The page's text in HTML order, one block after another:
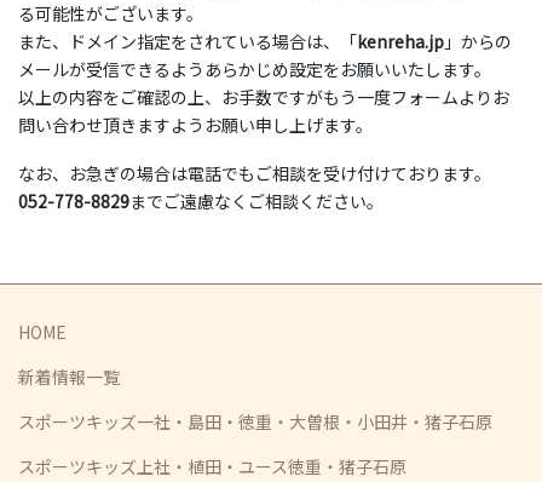
る可能性がございます。
また、ドメイン指定をされている場合は、「kenreha.jp 」からの
メールが受信できるようあらかじめ設定をお願いいたします。
以上の内容をご確認の上、お手数ですがもう一度フォームよりお
問い合わせ頂きますようお願い申し上げます。
なお、お急ぎの場合は電話でもご相談を受け付けております。
052-778-8829までご遠慮なくご相談ください。
HOME
新着情報一覧
スポーツキッズ一社・島田・徳重・大曽根・小田井・猪子石原
スポーツキッズ上社・植田・ユース徳重・猪子石原